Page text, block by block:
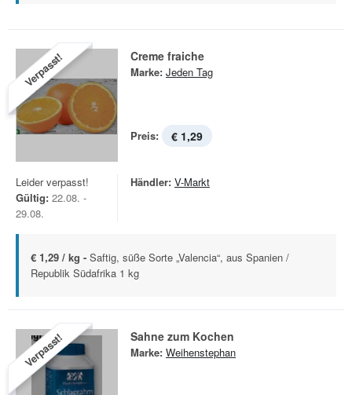
Verpasst! Creme fraiche
Marke: Jeden Tag
Preis: € 1,29
Leider verpasst!
Gültig: 22.08. -
29.08.
Händler: V-Markt
€ 1,29 / kg - Saftig, süße Sorte „Valencia“, aus Spanien /
Republik Südafrika 1 kg
Verpasst! Sahne zum Kochen
Marke: Weihenstephan